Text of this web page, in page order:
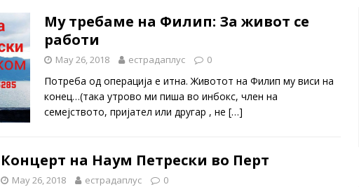
Му требаме на Филип: За живот се
работи
May 26, 2018 естрадаплус 0
Потреба од операција е итна. Животот на Филип му виси на
конец…(така утрово ми пиша во инбокс, член на
семејството, пријател или другар , не […]
Концерт на Наум Петрески во Перт
May 26, 2018 естрадаплус 0